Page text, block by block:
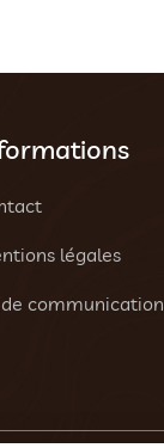
légales
communication